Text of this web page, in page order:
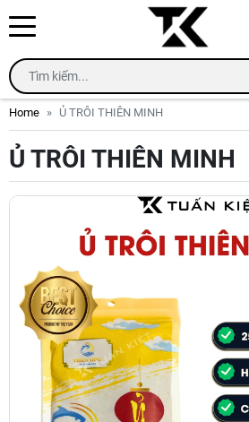
Home Ủ TRÔI THIÊN MINH
Ủ TRÔI THIÊN MINH